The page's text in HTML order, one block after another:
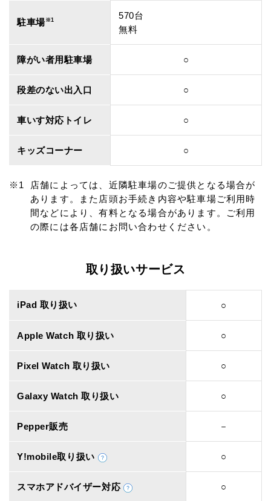
駐車場※1
570台
無料
障がい者用駐車場 ○
段差のない出入口 ○
車いす対応トイレ ○
キッズコーナー ○
店舗によっては、近隣駐車場のご提供となる場合が
あります。また店頭お手続き内容や駐車場ご利用時
間などにより、有料となる場合があります。ご利用
の際には各店舗にお問い合わせください。
取り扱いサービス
iPad 取り扱い ○
Apple Watch 取り扱い ○
Pixel Watch 取り扱い ○
Galaxy Watch 取り扱い ○
Pepper販売 －
Y!mobile取り扱い ○
スマホアドバイザー対応 ○